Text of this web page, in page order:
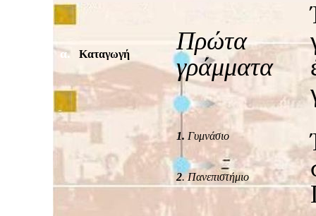
α. Καταγωγή
Πρώτα
γράμματα
1. Γυμνάσιο
2. Πανεπιστήμιο